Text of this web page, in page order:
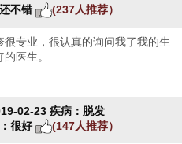
不错 (237人推荐）
专业，很认真的询问我了我的生
医生。
02-23 疾病：脱发
很好 (147人推荐）